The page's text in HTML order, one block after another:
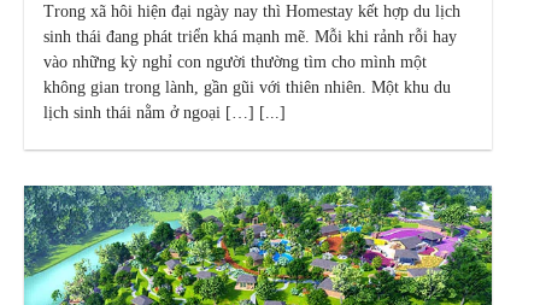
Trong xã hôi hiện đại ngày nay thì Homestay kết hợp du lịch
sinh thái đang phát triển khá mạnh mẽ. Mỗi khi rảnh rỗi hay
vào những kỳ nghỉ con người thường tìm cho mình một
không gian trong lành, gần gũi với thiên nhiên. Một khu du
lịch sinh thái nằm ở ngoại […] [...]